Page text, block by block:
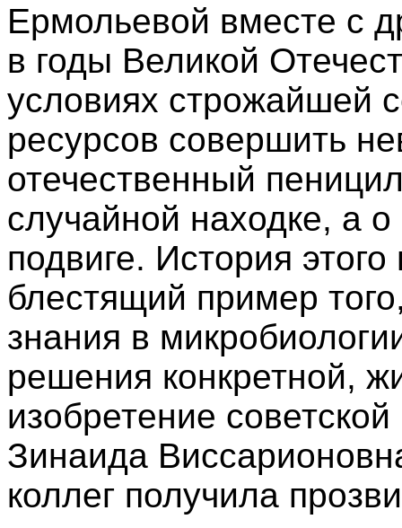
Ермольевой вместе с
в годы Великой
условиях строжайшей
ресурсов совершить
отечественный
случайной находке, а
подвиге. История
блестящий пример
знания в
решения конкретной,
изобретение
Зинаида
коллег получила